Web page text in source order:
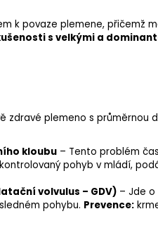
k povaze plemene, přičemž
s velkými a
zdravé plemeno s průměrnou
kloubu – Tento problém
kontrolovaný pohyb v mládí,
volvulus – GDV) – Jde o
pohybu. Prevence: